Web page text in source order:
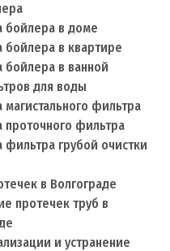
бойлера в доме
бойлера в квартире
бойлера в ванной
для воды
магистального фильтра
проточного фильтра
фильтра грубой очистки
в Волгограде
протечек труб в
и устранение